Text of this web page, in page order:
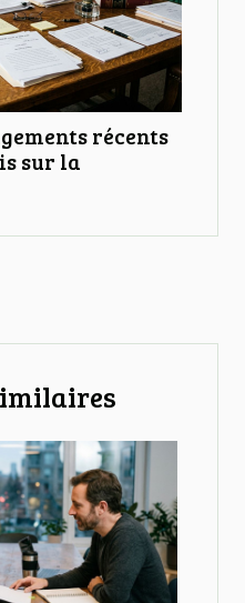
récents
sur la